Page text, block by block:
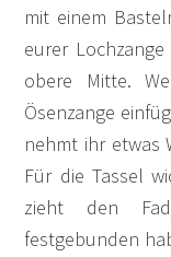
mit einem
eurer
obere Mitte.
Ösenzange
nehmt ihr etwas
Für die Tassel
zieht den
festgebunden